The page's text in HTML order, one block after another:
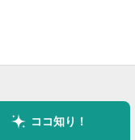
ココ知り！